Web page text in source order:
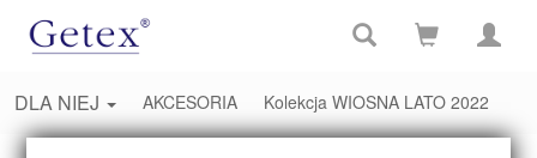
DLA NIEJ AKCESORIA Kolekcja WIOSNA LATO 2022